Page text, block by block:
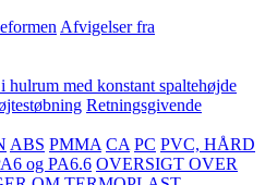
Afvigelser fra
med konstant spaltehøjde
Retningsgivende
ABS PMMA CA PC PVC, HÅRD
og PA6.6 OVERSIGT OVER